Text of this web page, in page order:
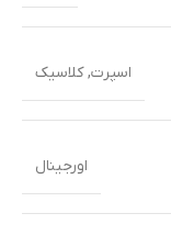
اسپرت,کلاسیک
اورجینال